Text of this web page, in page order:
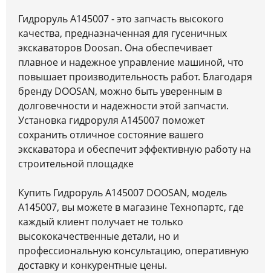
Гидроруль A145007 - это запчасть высокого
качества, предназначенная для гусеничных
экскаваторов Doosan. Она обеспечивает
плавное и надежное управление машиной, что
повышает производительность работ. Благодаря
бренду DOOSAN, можно быть уверенным в
долговечности и надежности этой запчасти.
Установка гидроруля A145007 поможет
сохранить отличное состояние вашего
экскаватора и обеспечит эффективную работу на
строительной площадке
Купить Гидроруль A145007 DOOSAN, модель
A145007, вы можете в магазине Технопартс, где
каждый клиент получает не только
высококачественные детали, но и
профессиональную консультацию, оперативную
доставку и конкурентные цены.